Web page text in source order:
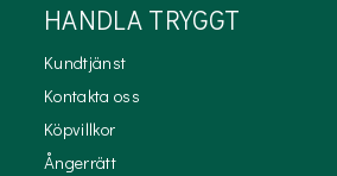
HANDLA TRYGGT
Kundtjänst
Kontakta oss
Köpvillkor
Ångerrätt